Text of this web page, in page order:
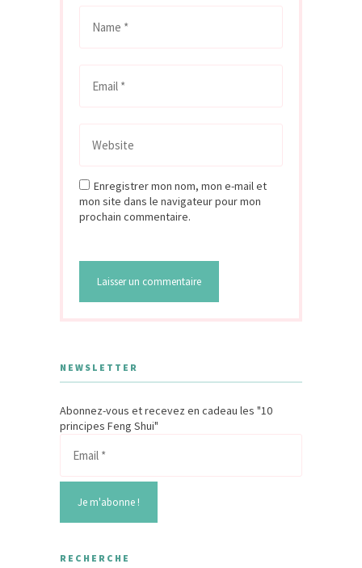
Enregistrer mon nom, mon e-mail et
mon site dans le navigateur pour mon
prochain commentaire.
NEWSLETTER
Abonnez-vous et recevez en cadeau les "10
principes Feng Shui"
RECHERCHE